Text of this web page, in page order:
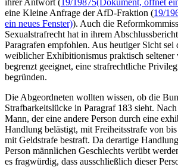
eine Kleine Anfrage der AfD-Fraktion (19/
ein neues Fenster)). Auch die
Sexualstrafrecht hat in ihrem
Paragrafen empfohlen. Aus heutiger Sicht sei
weiblicher Exhibitionismus praktisch
begrenzt geeignet, eine strafrechtliche
begründen.
Die Abgeordneten wollten wissen, ob die
Strafbarkeitslücke in Paragraf 183 sieht.
Mann, der eine andere Person durch eine
Handlung belästigt, mit Freiheitsstrafe von
mit Geldstrafe bestraft. Da derartige
Person männlichen Geschlechts verübt
es fragwürdig, dass ausschließlich dieser